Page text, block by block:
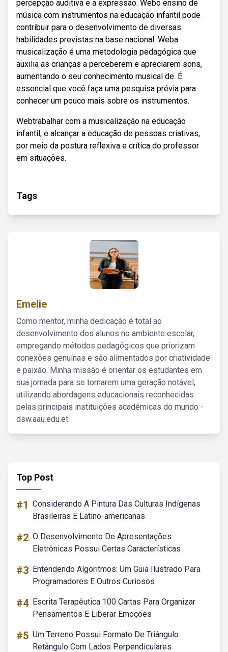
percepção auditiva e a expressão. Webo ensino de
música com instrumentos na educação infantil pode
contribuir para o desenvolvimento de diversas
habilidades previstas na base nacional. Weba
musicalização é uma metodologia pedagógica que
auxilia as crianças a perceberem e apreciarem sons,
aumentando o seu conhecimento musical de. É
essencial que você faça uma pesquisa prévia para
conhecer um pouco mais sobre os instrumentos.
Webtrabalhar com a musicalização na educação
infantil, e alcançar a educação de pessoas criativas,
por meio da postura reflexiva e crítica do professor
em situações.
Tags
Emelie
Como mentor, minha dedicação é total ao
desenvolvimento dos alunos no ambiente escolar,
empregando métodos pedagógicos que priorizam
conexões genuínas e são alimentados por criatividade
e paixão. Minha missão é orientar os estudantes em
sua jornada para se tornarem uma geração notável,
utilizando abordagens educacionais reconhecidas
pelas principais instituições acadêmicas do mundo -
dsw.aau.edu.et.
Top Post
#1 Considerando A Pintura Das Culturas Indígenas
Brasileiras E Latino-americanas
#2 O Desenvolvimento De Apresentações
Eletrônicas Possui Certas Características
#3 Entendendo Algoritmos: Um Guia Ilustrado Para
Programadores E Outros Curiosos
#4 Escrita Terapêutica 100 Cartas Para Organizar
Pensamentos E Liberar Emoções
#5 Um Terreno Possui Formato De Triângulo
Retângulo Com Lados Perpendiculares